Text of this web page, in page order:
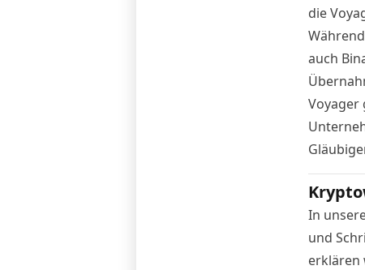
die
auch
Voyager
In
und
erklären